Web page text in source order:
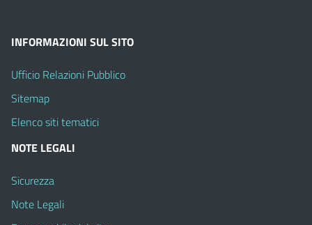
INFORMAZIONI SUL SITO
Ufficio Relazioni Pubblico
Sitemap
Elenco siti tematici
NOTE LEGALI
Sicurezza
Note Legali